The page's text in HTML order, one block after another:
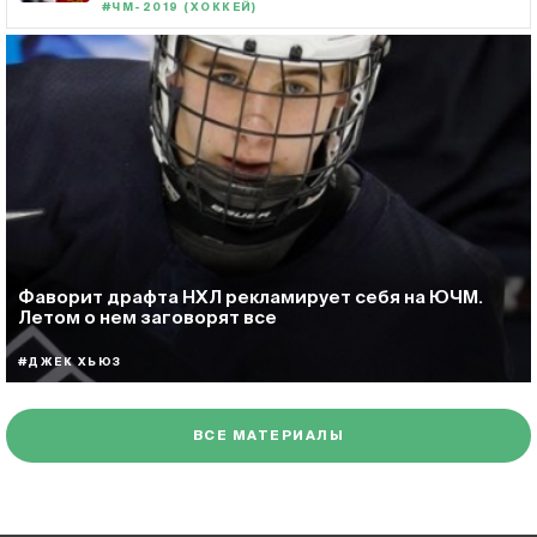
#ЧМ-2019 (ХОККЕЙ)
Фаворит драфта НХЛ рекламирует себя на ЮЧМ.
Летом о нем заговорят все
#ДЖЕК ХЬЮЗ
ВСЕ МАТЕРИАЛЫ